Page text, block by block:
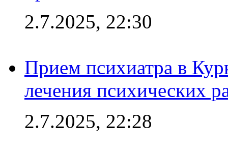
2.7.2025, 22:30
Прием психиатра в
лечения психических
2.7.2025, 22:28